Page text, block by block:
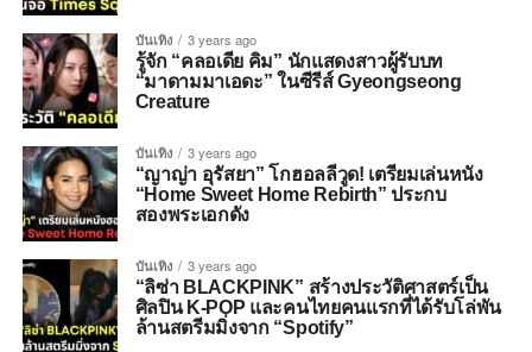
บันเทิง 3 years ago
รู้จัก “คลอเดีย คิม” นักแสดงสาวผู้รับบท
“มาดามมาเอดะ” ในซีรีส์ Gyeongseong
Creature
บันเทิง 3 years ago
“ญาญ่า อุรัสยา” โกฮอลลีวูด! เตรียมเล่นหนัง
“Home Sweet Home Rebirth” ประกบ
สองพระเอกดัง
บันเทิง 3 years ago
“ลิซ่า BLACKPINK” สร้างประวัติศาสตร์เป็น
ศิลปิน K-POP และคนไทยคนแรกที่ได้รับโล่พัน
ล้านสตรีมมิ่งจาก “Spotify”